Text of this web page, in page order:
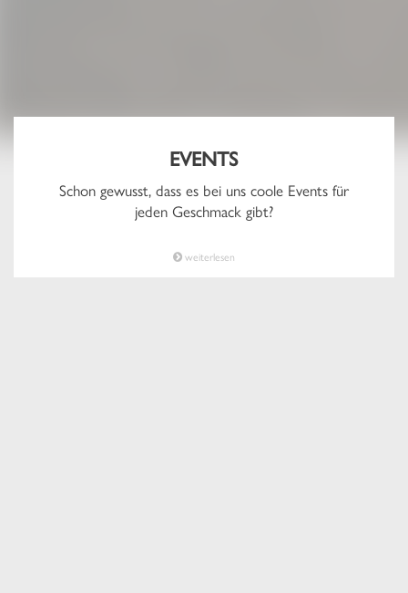
EVENTS
Schon gewusst, dass es bei uns coole Events für
jeden Geschmack gibt?
weiterlesen